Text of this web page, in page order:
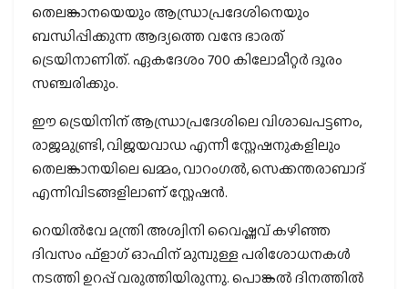
തെലങ്കാനയെയും ആന്ധ്രാപ്രദേശിനെയും
ബന്ധിപ്പിക്കുന്ന ആദ്യത്തെ വന്ദേ ഭാരത്
ട്രെയിനാണിത്. ഏകദേശം 700 കിലോമീറ്റര്‍ ദൂരം
സഞ്ചരിക്കും.
ഈ ട്രെയിനിന് ആന്ധ്രാപ്രദേശിലെ വിശാഖപട്ടണം,
രാജമുണ്ട്രി, വിജയവാഡ എന്നീ സ്റ്റേഷനുകളിലും
തെലങ്കാനയിലെ ഖമ്മം, വാറംഗല്‍, സെക്കന്തരാബാദ്
എന്നിവിടങ്ങളിലാണ് സ്റ്റേഷന്‍.
റെയില്‍വേ മന്ത്രി അശ്വിനി വൈഷ്ണവ് കഴിഞ്ഞ
ദിവസം ഫ്ളാഗ് ഓഫിന് മുമ്പുള്ള പരിശോധനകള്‍
നടത്തി ഉറപ്പ് വരുത്തിയിരുന്നു. പൊങ്കല്‍ ദിനത്തില്‍